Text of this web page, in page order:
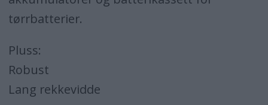
tørrbatterier.
Pluss:
Robust
Lang rekkevidde